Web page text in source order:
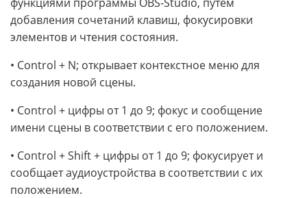
добавления сочетаний клавиш, фокусировки
элементов и чтения состояния.
• Control + N; открывает контекстное меню для
создания новой сцены.
• Control + цифры от 1 до 9; фокус и сообщение
имени сцены в соответствии с его положением.
• Control + Shift + цифры от 1 до 9; фокусирует и
сообщает аудиоустройства в соответствии с их
положением.